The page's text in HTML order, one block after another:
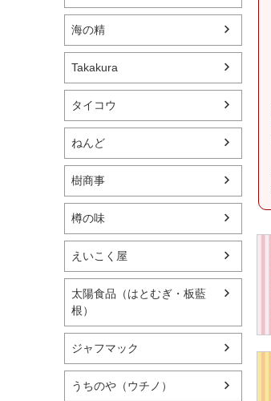
海の精
Takakura
タイコウ
ねんど
樹商事
樽の味
えいこく屋
太陽食品（はとむぎ・板藍
根）
ジャフマック
うちのや（ウチノ）